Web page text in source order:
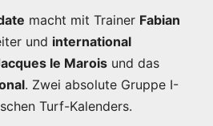
macht mit Trainer Fabian
und international
le Marois und das
. Zwei absolute Gruppe I-
Turf-Kalenders.